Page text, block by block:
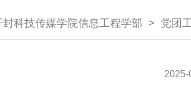
封科技传媒学院信息工程学部 党团
2025-